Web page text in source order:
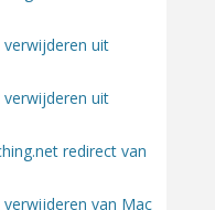
verwijderen uit
verwijderen uit
redirect van
van Mac